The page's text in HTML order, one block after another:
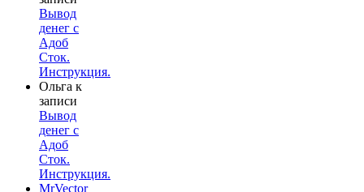
Вывод
денег с
Адоб
Сток.
Инструкция.
Ольга к
записи
Вывод
денег с
Адоб
Сток.
Инструкция.
MrVector